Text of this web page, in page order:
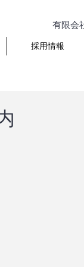
有限会
採用情報